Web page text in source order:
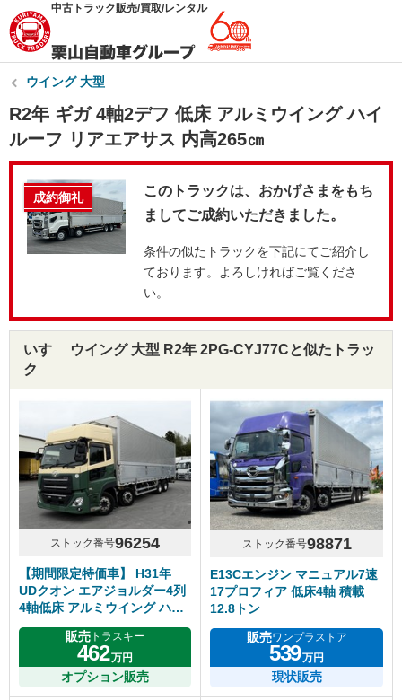
中古トラック販売/買取/レンタル
ウイング 大型
R2年 ギガ 4軸2デフ 低床 アルミウイング ハイ
ルーフ リアエアサス 内高265㎝
成約御礼
このトラックは、おかげさまをもち
ましてご成約いただきました。
条件の似たトラックを下記にてご紹介し
ております。よろしければご覧くださ
い。
いすゞ ウイング 大型 R2年 2PG-CYJ77Cと似たトラッ
ク
ストック番号96254
【期間限定特価車】 H31年
UDクオン エアジョルダー4列
4軸低床 アルミウイング ハイ
ルーフ リアエアサス アルミホ
イール エスコット
販売 トラスキー
462万円
オプション販売
ストック番号98871
E13Cエンジン マニュアル7速
17プロフィア 低床4軸 積載
12.8トン
販売ワンプラストア
539万円
現状販売